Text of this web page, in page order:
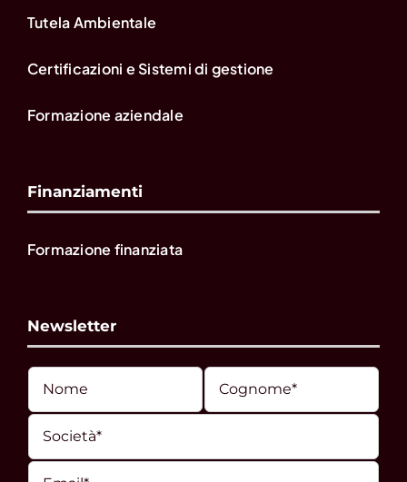
Tutela Ambientale
Certificazioni e Sistemi di gestione
Formazione aziendale
Finanziamenti
Formazione finanziata
Newsletter